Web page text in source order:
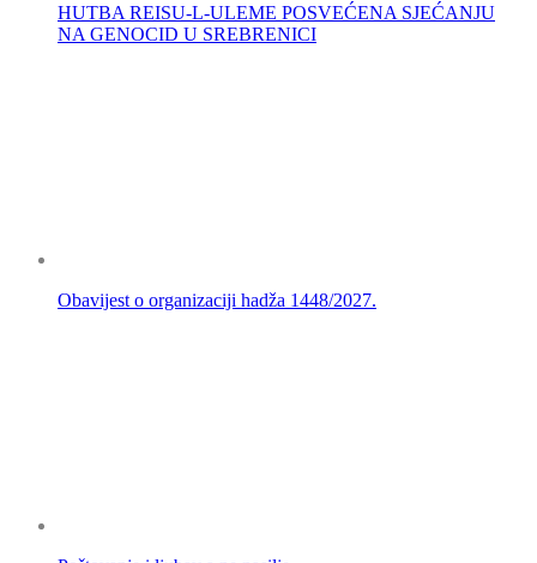
HUTBA REISU-L-ULEME POSVEĆENA SJEĆANJU
NA GENOCID U SREBRENICI
Obavijest o organizaciji hadža 1448/2027.